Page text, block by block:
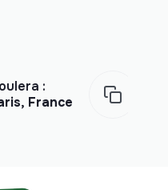
:
France